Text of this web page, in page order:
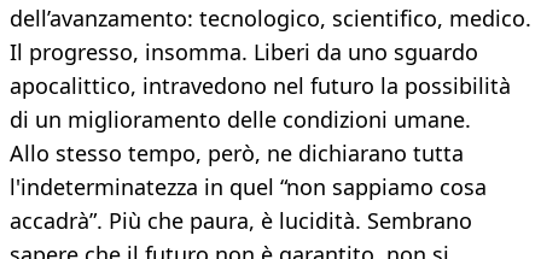
dell’avanzamento: tecnologico, scientifico, medico.
Il progresso, insomma. Liberi da uno sguardo
apocalittico, intravedono nel futuro la possibilità
di un miglioramento delle condizioni umane.
Allo stesso tempo, però, ne dichiarano tutta
l'indeterminatezza in quel “non sappiamo cosa
accadrà”. Più che paura, è lucidità. Sembrano